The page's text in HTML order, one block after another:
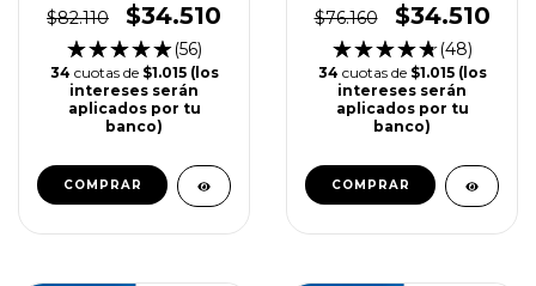
$82.110 $34.510
(56)
34 cuotas de $1.015 (los
intereses serán
aplicados por tu
banco)
COMPRAR
$76.160
$34.510
(48)
34 cuotas de $1.015 (los
intereses serán
aplicados por tu
banco)
COMPRAR